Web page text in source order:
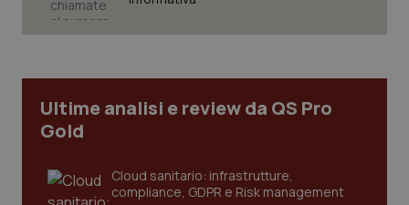
Ultime analisi e review da QS Pro
Gold
Cloud sanitario: infrastrutture,
compliance, GDPR e Risk management
sito web abilitandone funzionalità di base quali la
protette del sito. Il sito web non è in grado di
VISITOR_PRIVACY_METADATA
YouTube
.youtube.com